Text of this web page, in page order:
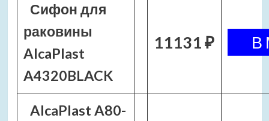
Сифон для
раковины
AlcaPlast
A4320BLACK
11131 ₽
AlcaPlast A80-